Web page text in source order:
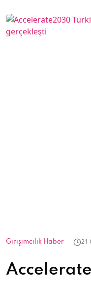
Girişimcilik Haber 21